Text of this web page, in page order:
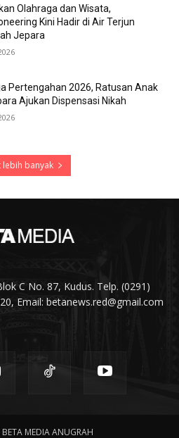
Olahraga dan Wisata,
Kini Hadir di Air Terjun
Jepara
Pertengahan 2026, Ratusan Anak
Ajukan Dispensasi Nikah
lebih banyak
C No. 87, Kudus. Telp. (0291)
Email: betanews.red@gmail.com
MEDIA ANUGRAH